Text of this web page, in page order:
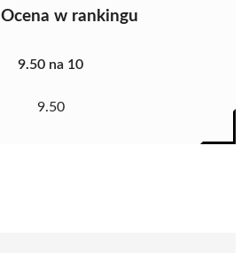
Ocena w rankingu
9.50 na 10
9.50